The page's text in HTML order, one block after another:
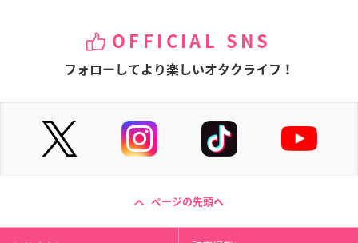
OFFICIAL SNS
フォローしてより楽しいオタクライフ！
ページの先頭へ